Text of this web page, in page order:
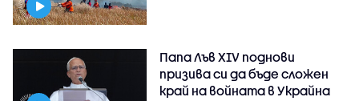
Папа Лъв XIV поднови
призива си да бъде сложен
край на войната в Украйна